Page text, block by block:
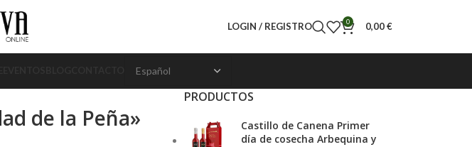
LOGIN / REGISTRO 0 0,00€
de la Peña»
PRODUCTOS
Castillo de Canena Primer
día de cosecha Arbequina y